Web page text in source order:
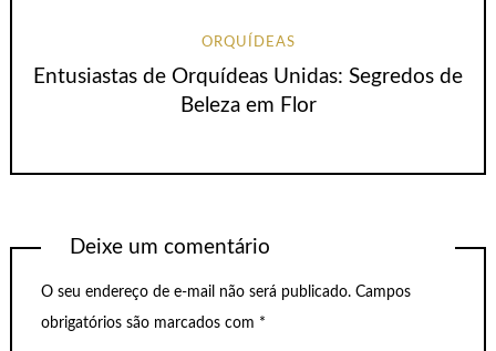
ORQUÍDEAS
Entusiastas de Orquídeas Unidas: Segredos de
Beleza em Flor
Deixe um comentário
O seu endereço de e-mail não será publicado. Campos
obrigatórios são marcados com *